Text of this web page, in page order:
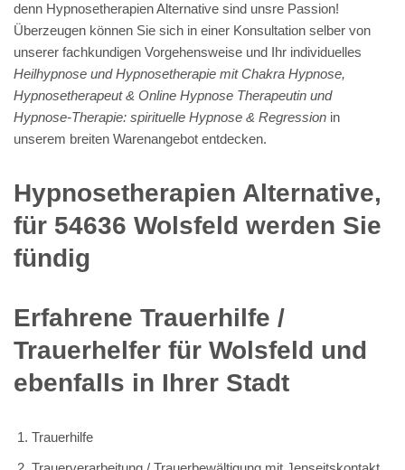
denn Hypnosetherapien Alternative sind unsre Passion!
Überzeugen können Sie sich in einer Konsultation selber von
unserer fachkundigen Vorgehensweise und Ihr individuelles
Heilhypnose und Hypnosetherapie mit Chakra Hypnose,
Hypnosetherapeut & Online Hypnose Therapeutin und
Hypnose-Therapie: spirituelle Hypnose & Regression in
unserem breiten Warenangebot entdecken.
Hypnosetherapien Alternative,
für 54636 Wolsfeld werden Sie
fündig
Erfahrene Trauerhilfe /
Trauerhelfer für Wolsfeld und
ebenfalls in Ihrer Stadt
Trauerhilfe